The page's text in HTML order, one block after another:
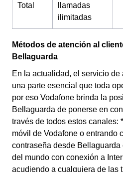
Total
llamadas
ilimitadas
Métodos de atención al
Bellaguarda
En la actualidad, el servicio
una parte esencial que toda
por eso Vodafone brinda la
Bellaguarda de ponerse en
través de todos estos canales:
móvil de Vodafone o entrando
contraseña desde
del mundo con conexión a
acudiendo a cualquiera de las